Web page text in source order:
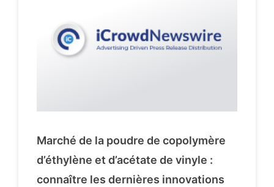
Marché de la poudre de copolymère
d’éthylène et d’acétate de vinyle :
connaître les dernières innovations